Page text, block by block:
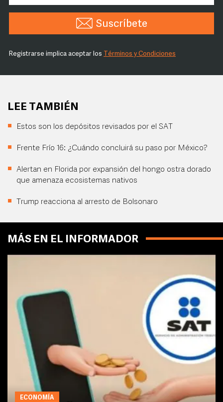
Suscríbete
Registrarse implica aceptar los Términos y Condiciones
LEE TAMBIÉN
Estos son los depósitos revisados por el SAT
Frente Frío 16: ¿Cuándo concluirá su paso por México?
Alertan en Florida por expansión del hongo ostra dorado
que amenaza ecosistemas nativos
Trump reacciona al arresto de Bolsonaro
MÁS EN EL INFORMADOR
ECONOMÍA